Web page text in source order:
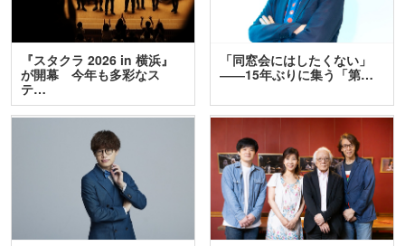
『スタクラ 2026 in 横浜』
が開幕 今年も多彩なス
テ…
「同窓会にはしたくない」
――15年ぶりに集う「第…